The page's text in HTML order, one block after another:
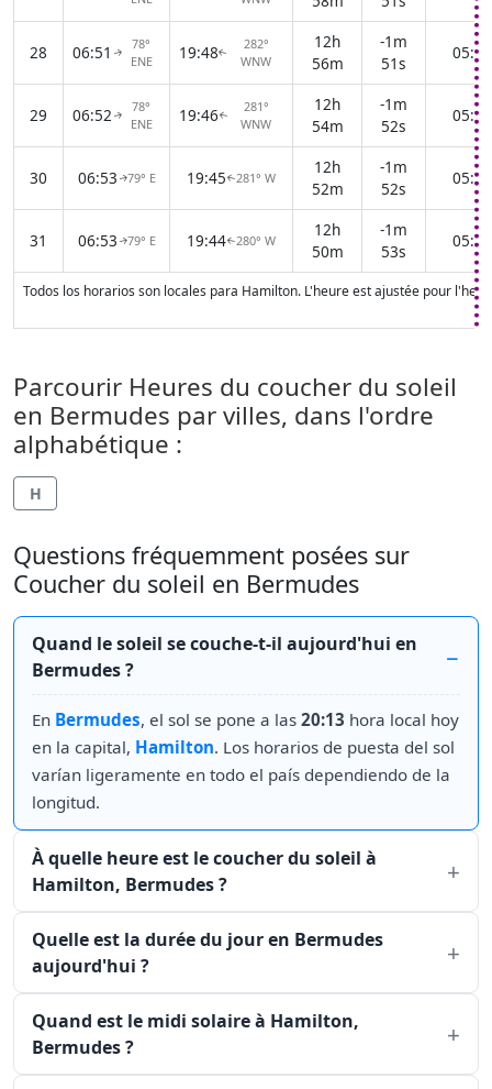
28 06:51 ↑
78°
ENE
19:48↑
282°
WNW
12h
56m
-1m
51s
05:26
29 06:52↑
78°
ENE
19:46↑
281°
WNW
12h
54m
-1m
52s
05:26
30 06:53↑79° E 19:45↑281° W
12h
52m
-1m
52s
05:27
31 06:53↑79° E 19:44↑280° W
12h
50m
-1m
53s
05:28
Todos los horarios son locales para Hamilton. L'heure est ajustée pour
Parcourir Heures du coucher du soleil
en Bermudes par villes, dans l'ordre
alphabétique :
H
Questions fréquemment posées sur
Coucher du soleil en Bermudes
Quand le soleil se couche-t-il aujourd'hui en
Bermudes ?
En Bermudes, el sol se pone a las 20:13 hora local hoy
en la capital, Hamilton. Los horarios de puesta del sol
varían ligeramente en todo el país dependiendo de la
longitud.
À quelle heure est le coucher du soleil à
Hamilton, Bermudes ?
Quelle est la durée du jour en Bermudes
aujourd'hui ?
Quand est le midi solaire à Hamilton,
Bermudes ?